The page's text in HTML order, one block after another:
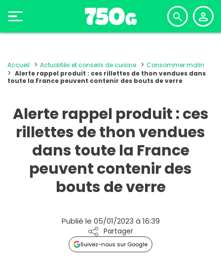
Accueil Actualités et conseils de cuisine
Consommer malin
Alerte rappel produit : ces rillettes de thon vendues dans
toute la France peuvent contenir des bouts de verre
Alerte rappel produit : ces
rillettes de thon vendues
dans toute la France
peuvent contenir des
bouts de verre
Publié le 05/01/2023 à 16:39
Partager
Suivez-nous sur Google